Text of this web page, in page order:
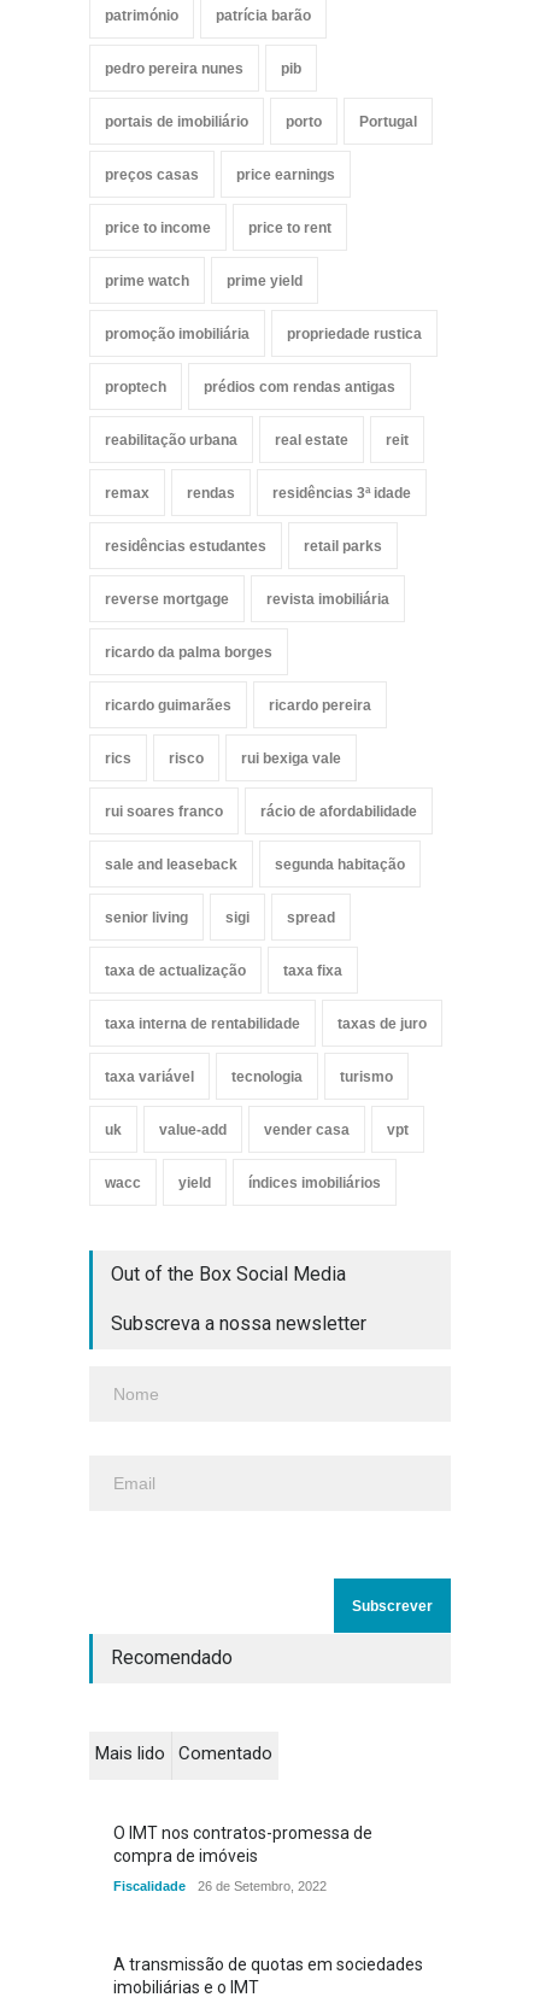
património patrícia barão
pedro pereira nunes pib
portais de imobiliário porto Portugal
preços casas price earnings
price to income price to rent
prime watch prime yield
promoção imobiliária propriedade rustica
proptech prédios com rendas antigas
reabilitação urbana real estate reit
remax rendas residências 3ª idade
residências estudantes retail parks
reverse mortgage revista imobiliária
ricardo da palma borges
ricardo guimarães ricardo pereira
rics risco rui bexiga vale
rui soares franco rácio de afordabilidade
sale and leaseback segunda habitação
senior living sigi spread
taxa de actualização taxa fixa
taxa interna de rentabilidade taxas de juro
taxa variável tecnologia turismo
uk value-add vender casa vpt
wacc yield índices imobiliários
Out of the Box Social Media
Subscreva a nossa newsletter
Recomendado
Mais lido Comentado
O IMT nos contratos-promessa de
compra de imóveis
Fiscalidade 26 de Setembro, 2022
A transmissão de quotas em sociedades
imobiliárias e o IMT